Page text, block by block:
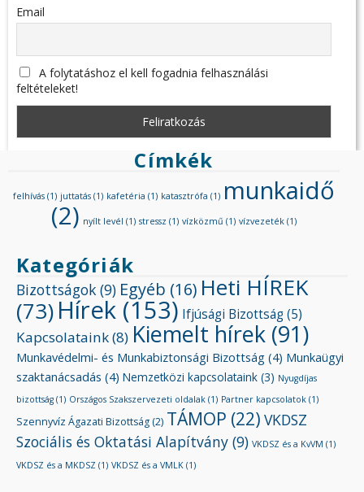
Email
A folytatáshoz el kell fogadnia felhasználási
feltételeket!
Címkék
felhívás (1) juttatás (1) kafetéria (1) katasztrófa (1) munkaidő
(2) nyílt levél (1) stressz (1) vízközmű (1) vízvezeték (1)
Kategóriák
Bizottságok (9) Egyéb (16) Heti HÍREK
(73)Hírek (153) Ifjúsági Bizottság(5)
Kapcsolataink(8) Kiemelt hírek (91)
Munkavédelmi- és Munkabiztonsági Bizottság (4) Munkaügyi
szaktanácsadás (4) Nemzetközi kapcsolataink (3) Nyugdíjas
bizottság (1) Országos Szakszervezeti oldalak (1) Partner kapcsolatok (1)
Szennyvíz Ágazati Bizottság (2) TÁMOP (22) VKDSZ
Szociális és Oktatási Alapítvány (9) VKDSZ és a KvVM (1)
VKDSZ és a MKDSZ (1) VKDSZ és a VMLK (1)